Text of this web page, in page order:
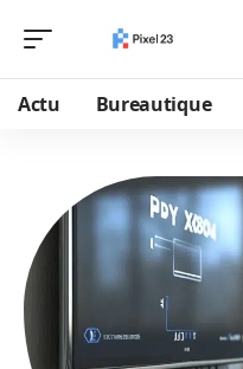
Actu Bureautique